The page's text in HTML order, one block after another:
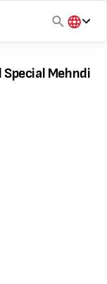
हिंदी
मराठी
Special Mehndi